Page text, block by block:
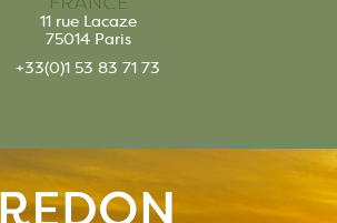
11 rue Lacaze
75014 Paris
+33(0)1 53 83 71 73